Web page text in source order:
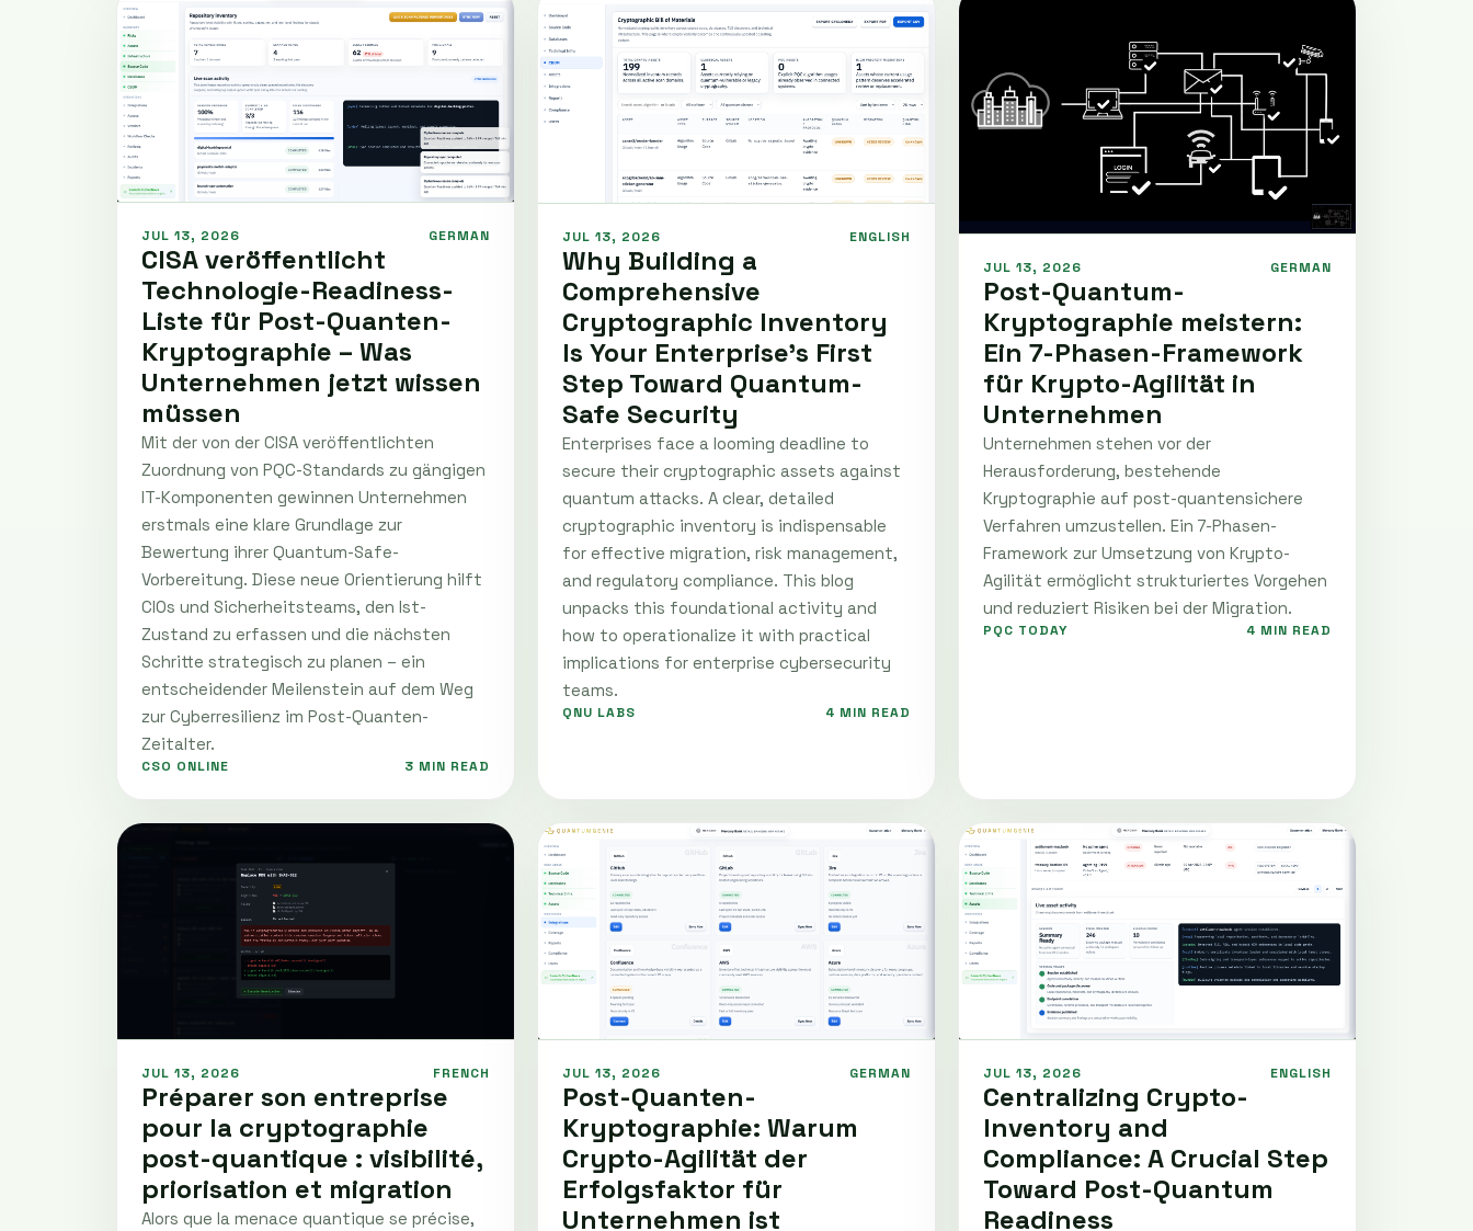
JUL 13, 2026 GERMAN
CISA veröffentlicht
Technologie-Readiness-
Liste für Post-Quanten-
Kryptographie – Was
Unternehmen jetzt wissen
müssen
Mit der von der CISA veröffentlichten
Zuordnung von PQC-Standards zu gängigen
IT-Komponenten gewinnen Unternehmen
erstmals eine klare Grundlage zur
Bewertung ihrer Quantum-Safe-
Vorbereitung. Diese neue Orientierung hilft
CIOs und Sicherheitsteams, den Ist-
Zustand zu erfassen und die nächsten
Schritte strategisch zu planen – ein
entscheidender Meilenstein auf dem Weg
zur Cyberresilienz im Post-Quanten-
Zeitalter.
CSO ONLINE 3 MIN READ
JUL 13, 2026 ENGLISH
Why Building a
Comprehensive
Cryptographic Inventory
Is Your Enterprise’s First
Step Toward Quantum-
Safe Security
Enterprises face a looming deadline to
secure their cryptographic assets against
quantum attacks. A clear, detailed
cryptographic inventory is indispensable
for effective migration, risk management,
and regulatory compliance. This blog
unpacks this foundational activity and
how to operationalize it with practical
implications for enterprise cybersecurity
teams.
QNU LABS 4 MIN READ
JUL 13, 2026 GERMAN
Post-Quantum-
Kryptographie meistern:
Ein 7-Phasen-Framework
für Krypto-Agilität in
Unternehmen
Unternehmen stehen vor der
Herausforderung, bestehende
Kryptographie auf post-quantensichere
Verfahren umzustellen. Ein 7-Phasen-
Framework zur Umsetzung von Krypto-
Agilität ermöglicht strukturiertes Vorgehen
und reduziert Risiken bei der Migration.
PQC TODAY 4 MIN READ
JUL 13, 2026 FRENCH
Préparer son entreprise
pour la cryptographie
post-quantique : visibilité,
priorisation et migration
Alors que la menace quantique se précise,
JUL 13, 2026 GERMAN
Post-Quanten-
Kryptographie: Warum
Crypto-Agilität der
Erfolgsfaktor für
Unternehmen ist
JUL 13, 2026 ENGLISH
Centralizing Crypto-
Inventory and
Compliance: A Crucial Step
Toward Post-Quantum
Readiness